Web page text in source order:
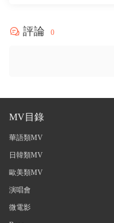
評論 0
MV目錄
華語類MV
日韓類MV
歐美類MV
演唱會
微電影